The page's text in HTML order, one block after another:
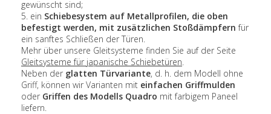
gewünscht sind;
5. ein Schiebesystem auf Metallprofilen, die oben
befestigt werden, mit zusätzlichen Stoßdämpfern für
ein sanftes Schließen der Türen.
Mehr über unsere Gleitsysteme finden Sie auf der Seite
Gleitsysteme für japanische Schiebetüren
Neben der glatten Türvariante, d. h. dem Modell ohne
Griff, können wir Varianten mit einfachen Griffmulden
oder Griffen des Modells Quadro mit farbigem Paneel
liefern.